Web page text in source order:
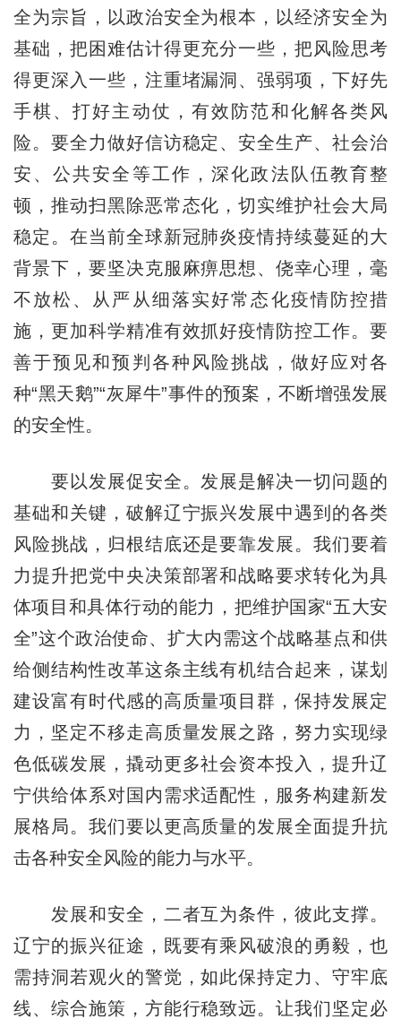
全为宗旨，以政治安全为根本，以经济安全为
基础，把困难估计得更充分一些，把风险思考
得更深入一些，注重堵漏洞、强弱项，下好先
手棋、打好主动仗，有效防范和化解各类风
险。要全力做好信访稳定、安全生产、社会治
安、公共安全等工作，深化政法队伍教育整
顿，推动扫黑除恶常态化，切实维护社会大局
稳定。在当前全球新冠肺炎疫情持续蔓延的大
背景下，要坚决克服麻痹思想、侥幸心理，毫
不放松、从严从细落实好常态化疫情防控措
施，更加科学精准有效抓好疫情防控工作。要
善于预见和预判各种风险挑战，做好应对各
种“黑天鹅”“灰犀牛”事件的预案，不断增强发展
的安全性。
要以发展促安全。发展是解决一切问题的
基础和关键，破解辽宁振兴发展中遇到的各类
风险挑战，归根结底还是要靠发展。我们要着
力提升把党中央决策部署和战略要求转化为具
体项目和具体行动的能力，把维护国家“五大安
全”这个政治使命、扩大内需这个战略基点和供
给侧结构性改革这条主线有机结合起来，谋划
建设富有时代感的高质量项目群，保持发展定
力，坚定不移走高质量发展之路，努力实现绿
色低碳发展，撬动更多社会资本投入，提升辽
宁供给体系对国内需求适配性，服务构建新发
展格局。我们要以更高质量的发展全面提升抗
击各种安全风险的能力与水平。
发展和安全，二者互为条件，彼此支撑。
辽宁的振兴征途，既要有乘风破浪的勇毅，也
需持洞若观火的警觉，如此保持定力、守牢底
线、综合施策，方能行稳致远。让我们坚定必